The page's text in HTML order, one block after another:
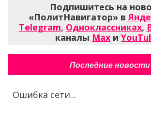
Подпишитесь на
«ПолитНавигатор» в
Telegram, Одноклассниках,
каналы Max и
Последние новости
Ошибка сети...